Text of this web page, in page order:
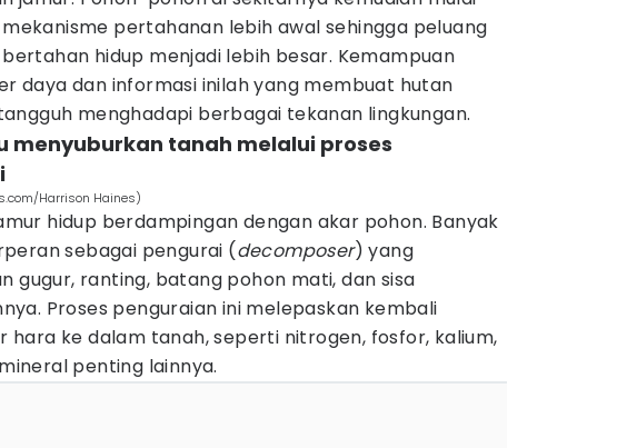
pertahanan lebih awal sehingga peluang
hidup menjadi lebih besar. Kemampuan
daya dan informasi inilah yang membuat hutan
menghadapi berbagai tekanan lingkungan.
menyuburkan tanah melalui proses
Harrison Haines)
hidup berdampingan dengan akar pohon. Banyak
sebagai pengurai (decomposer) yang
gugur, ranting, batang pohon mati, dan sisa
Proses penguraian ini melepaskan kembali
hara ke dalam tanah, seperti nitrogen, fosfor, kalium,
penting lainnya.